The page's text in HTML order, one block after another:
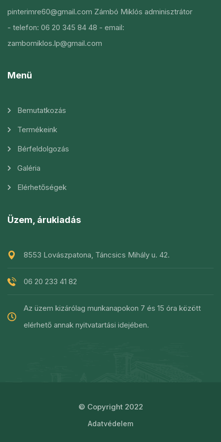
pinterimre60@gmail.com Zámbó Miklós adminisztrátor
- telefon: 06 20 345 84 48 - email:
zambomiklos.lp@gmail.com
Menü
Bemutatkozás
Termékeink
Bérfeldolgozás
Galéria
Elérhetőségek
Üzem, árukiadás
8553 Lovászpatona, Táncsics Mihály u. 42.
06 20 233 41 82
Az üzem kizárólag munkanapokon 7 és 15 óra között
elérhető annak nyitvatartási idejében.
© Copyright 2022
Adatvédelem